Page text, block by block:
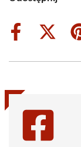
Share
Share
(Twitter)